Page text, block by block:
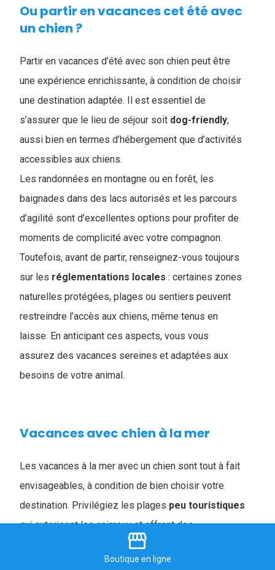
Ou partir en vacances cet été avec
un chien ?
Partir en vacances d'été avec son chien peut être
une expérience enrichissante, à condition de choisir
une destination adaptée. Il est essentiel de
s’assurer que le lieu de séjour soit dog-friendly,
aussi bien en termes d’hébergement que d’activités
accessibles aux chiens.
Les randonnées en montagne ou en forêt, les
baignades dans des lacs autorisés et les parcours
d’agilité sont d’excellentes options pour profiter de
moments de complicité avec votre compagnon.
Toutefois, avant de partir, renseignez-vous toujours
sur les réglementations locales : certaines zones
naturelles protégées, plages ou sentiers peuvent
restreindre l’accès aux chiens, même tenus en
laisse. En anticipant ces aspects, vous vous
assurez des vacances sereines et adaptées aux
besoins de votre animal.
Vacances avec chien à la mer
Les vacances à la mer avec un chien sont tout à fait
envisageables, à condition de bien choisir votre
destination. Privilégiez les plages peu touristiques
qui autorisent les animaux et offrent des
zones ombragées, afin de garantir son confort et sa
storefront
Boutique en ligne